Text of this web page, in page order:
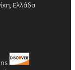
Ελλάδα